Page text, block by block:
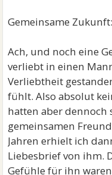
Gemeinsame
Ach, und noch eine
verliebt in einen
Verliebtheit
fühlt. Also absolut
hatten aber dennoch
gemeinsamen
Jahren erhielt ich
Liebesbrief von ihm.
Gefühle für ihn